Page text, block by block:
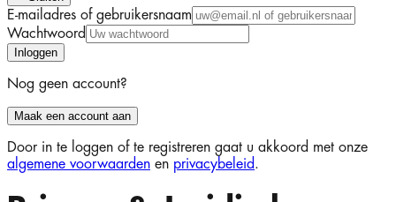
E-mailadres of gebruikersnaam
Wachtwoord
Inloggen
Nog geen account?
Maak een account aan
Door in te loggen of te registreren gaat u akkoord met onze
algemene voorwaarden en privacybeleid.